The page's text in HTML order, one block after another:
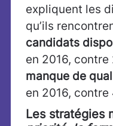
expliquent les
qu’ils
candidats
en 2016, contre
manque de
en 2016, contre
Les stratégies